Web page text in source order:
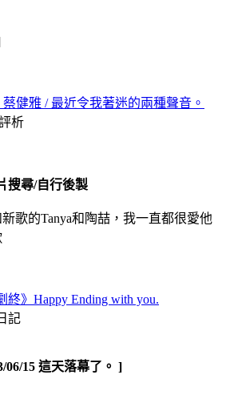
蔡健雅 / 最近令我著迷的兩種聲音。
析
搜尋/自行後製
歌的Tanya和陶喆，我一直都很愛他
終》Happy Ending with you.
記
15 這天落幕了。 ]